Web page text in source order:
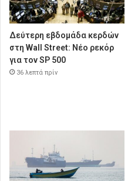
Δεύτερη εβδομάδα κερδών
στη Wall Street: Νέο ρεκόρ
για τον SP 500
36 λεπτά πρίν